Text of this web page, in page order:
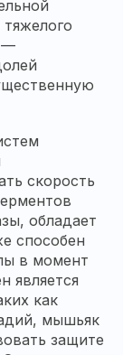
—
скорость
обладает
способен
в момент
является
как
мышьяк
защите